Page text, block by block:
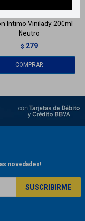
Intimo Vinilady 200ml
Neutro
$ 279
novedades!
SUSCRIBIRME